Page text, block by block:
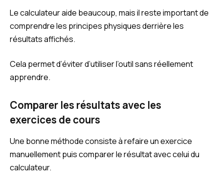
Le calculateur aide beaucoup, mais il reste important de
comprendre les principes physiques derrière les
résultats affichés.
Cela permet d’éviter d’utiliser l’outil sans réellement
apprendre.
Comparer les résultats avec les
exercices de cours
Une bonne méthode consiste à refaire un exercice
manuellement puis comparer le résultat avec celui du
calculateur.